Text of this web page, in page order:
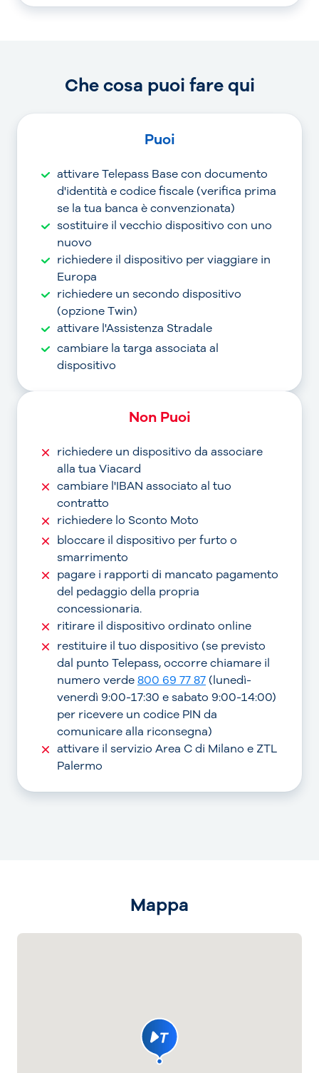
Che cosa puoi fare qui
Puoi
attivare Telepass Base con documento
d'identità e codice fiscale (verifica prima
se la tua banca è convenzionata)
sostituire il vecchio dispositivo con uno
nuovo
richiedere il dispositivo per viaggiare in
Europa
richiedere un secondo dispositivo
(opzione Twin)
attivare l'Assistenza Stradale
cambiare la targa associata al
dispositivo
Non Puoi
richiedere un dispositivo da associare
alla tua Viacard
cambiare l'IBAN associato al tuo
contratto
richiedere lo Sconto Moto
bloccare il dispositivo per furto o
smarrimento
pagare i rapporti di mancato pagamento
del pedaggio della propria
concessionaria.
ritirare il dispositivo ordinato online
restituire il tuo dispositivo (se previsto
dal punto Telepass, occorre chiamare il
numero verde800 69 77 87(lunedì-
venerdì 9:00-17:30 e sabato 9:00-14:00)
per ricevere un codice PIN da
comunicare alla riconsegna)
attivare il servizio Area C di Milano e ZTL
Palermo
Mappa